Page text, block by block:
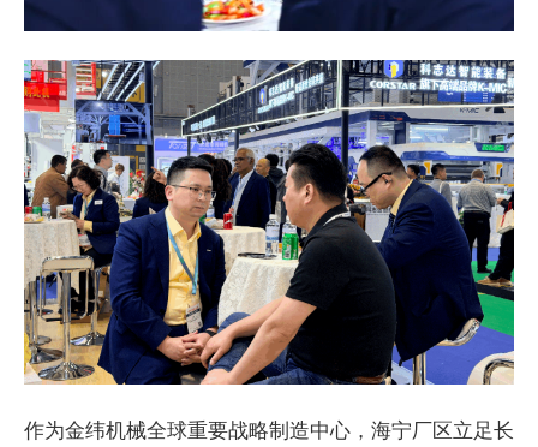
作为金纬机械全球重要战略制造中心，海宁厂区立足长